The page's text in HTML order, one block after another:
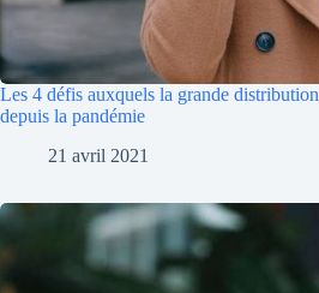
Les 4 défis auxquels la grande
depuis la pandémie
21 avril 2021